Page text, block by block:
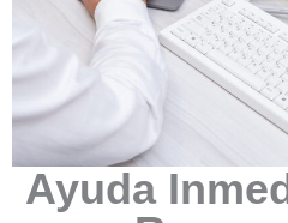
Ayuda